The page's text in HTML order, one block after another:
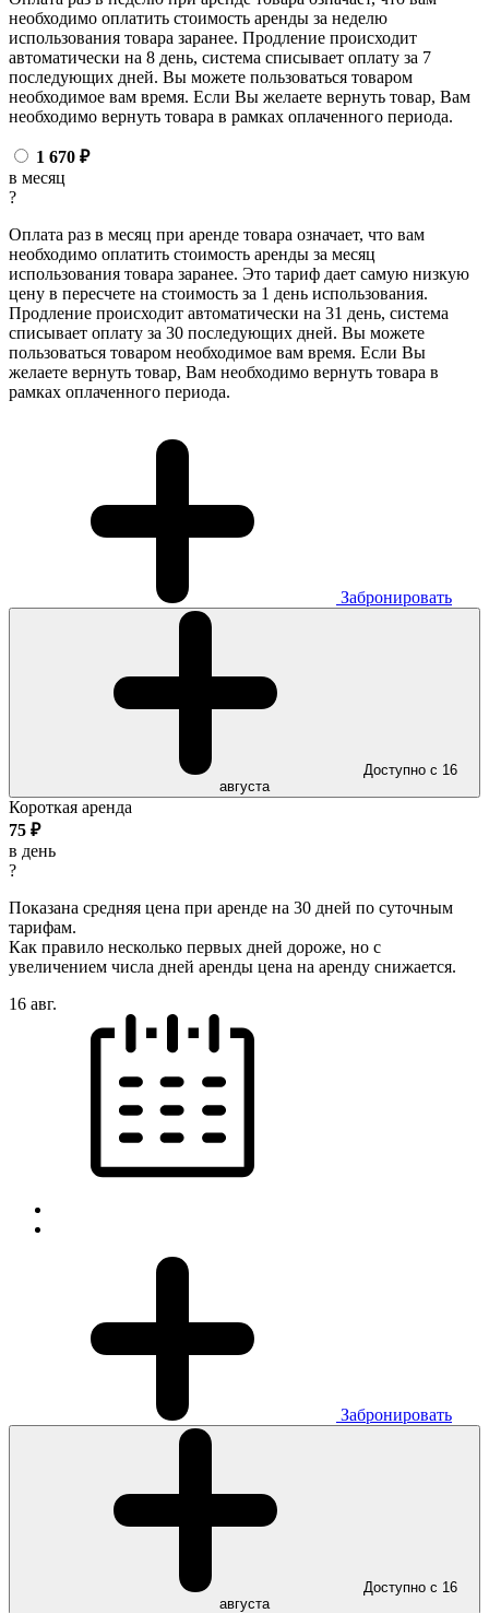
необходимо оплатить стоимость аренды за неделю
использования товара заранее. Продление происходит
автоматически на 8 день, система списывает оплату за 7
последующих дней. Вы можете пользоваться товаром
необходимое вам время. Если Вы желаете вернуть товар, Вам
необходимо вернуть товара в рамках оплаченного периода.
1 670 ₽
в месяц
?
Оплата раз в месяц при аренде товара означает, что вам
необходимо оплатить стоимость аренды за месяц
использования товара заранее. Это тариф дает самую низкую
цену в пересчете на стоимость за 1 день использования.
Продление происходит автоматически на 31 день, система
списывает оплату за 30 последующих дней. Вы можете
пользоваться товаром необходимое вам время. Если Вы
желаете вернуть товар, Вам необходимо вернуть товара в
рамках оплаченного периода.
Забронировать
Доступно с 16
августа
Короткая аренда
75 ₽
в день
?
Показана средняя цена при аренде на 30 дней по суточным
тарифам.
Как правило несколько первых дней дороже, но с
увеличением числа дней аренды цена на аренду снижается.
16 авг.
Забронировать
Доступно с 16
августа